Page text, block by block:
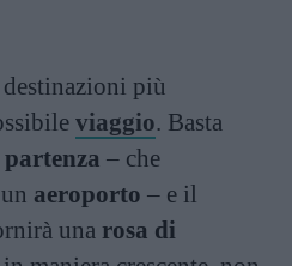
più
viaggio. Basta
– che
aeroporto – e il
una rosa di